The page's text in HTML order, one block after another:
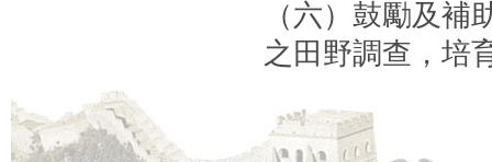
（六）鼓勵及
之田野調查，培